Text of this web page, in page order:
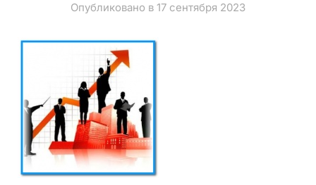
Опубликовано в 17 сентября 2023